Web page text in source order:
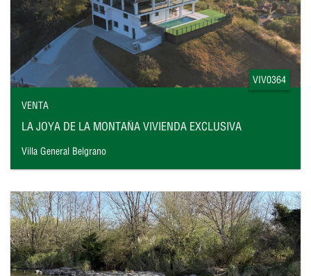
VIV0364
VENTA
LA JOYA DE LA MONTAÑA VIVIENDA EXCLUSIVA
Villa General Belgrano